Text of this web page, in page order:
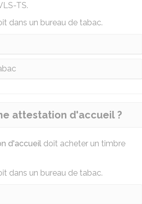
TS.
dans un bureau de tabac.
attestation d'accueil ?
d'accueil doit acheter un timbre
dans un bureau de tabac.